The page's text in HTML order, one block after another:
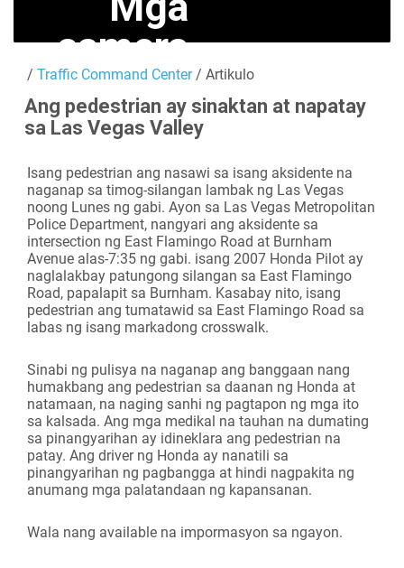
camera
Mga Live na
Camera
/ Traffic Command Center/ Artikulo
Ang pedestrian ay sinaktan at napatay
sa Las Vegas Valley
Isang pedestrian ang nasawi sa isang aksidente na
naganap sa timog-silangan lambak ng Las Vegas
noong Lunes ng gabi. Ayon sa Las Vegas Metropolitan
Police Department, nangyari ang aksidente sa
intersection ng East Flamingo Road at Burnham
Avenue alas-7:35 ng gabi. isang 2007 Honda Pilot ay
naglalakbay patungong silangan sa East Flamingo
Road, papalapit sa Burnham. Kasabay nito, isang
pedestrian ang tumatawid sa East Flamingo Road sa
labas ng isang markadong crosswalk.
Sinabi ng pulisya na naganap ang banggaan nang
humakbang ang pedestrian sa daanan ng Honda at
natamaan, na naging sanhi ng pagtapon ng mga ito
sa kalsada. Ang mga medikal na tauhan na dumating
sa pinangyarihan ay idineklara ang pedestrian na
patay. Ang driver ng Honda ay nanatili sa
pinangyarihan ng pagbangga at hindi nagpakita ng
anumang mga palatandaan ng kapansanan.
Wala nang available na impormasyon sa ngayon.